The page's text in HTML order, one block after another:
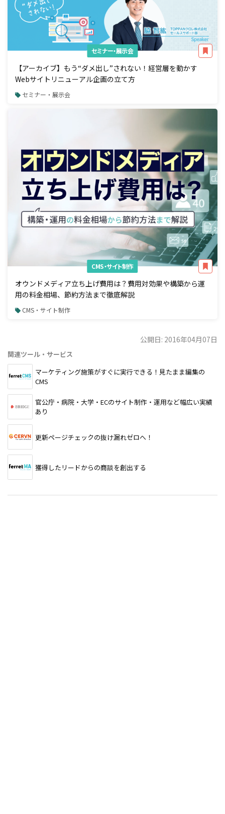
セミナー・展示会
【アーカイブ】もう“ダメ出し”されない！経営層を動かす
Webサイトリニューアル企画の立て方
セミナー・展示会
CMS・サイト制作
オウンドメディア立ち上げ費用は？費用対効果や構築から運
用の料金相場、節約方法まで徹底解説
CMS・サイト制作
公開日: 2016年04月07日
関連ツール・サービス
マーケティング施策がすぐに実行できる！見たまま編集の
CMS
官公庁・病院・大学・ECのサイト制作・運用など幅広い実績
あり
更新ページチェックの抜け漏れゼロへ！
獲得したリードからの商談を創出する